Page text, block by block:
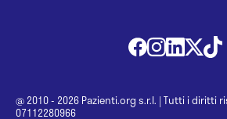
@ 2010 - 2026 Pazienti.org s.r.l. | Tutti i diritti
07112280966